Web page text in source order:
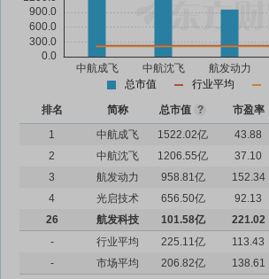
总市值 行业平均
排名 简称 总市值 ? 市盈率
1
中航成飞 1522.02亿 43.88
2
中航沈飞 1206.55亿 37.10
3
航发动力 958.81亿 152.34
4
光启技术 656.50亿 92.13
26
航发科技 101.58亿 221.02
-
行业平均 225.11亿 113.43
-
市场平均 206.82亿 138.61